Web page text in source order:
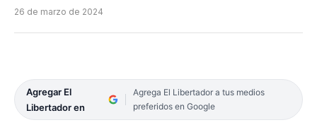
26 de marzo de 2024
Agregar El
Libertador en
Agrega El Libertador a tus medios
preferidos en Google